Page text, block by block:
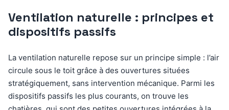
Ventilation naturelle : principes et
dispositifs passifs
La ventilation naturelle repose sur un principe simple : l’air
circule sous le toit grâce à des ouvertures situées
stratégiquement, sans intervention mécanique. Parmi les
dispositifs passifs les plus courants, on trouve les